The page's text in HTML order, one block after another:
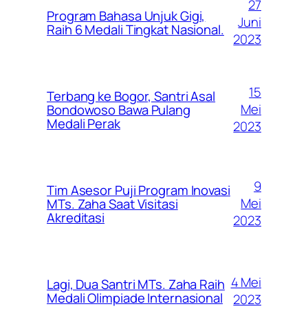
Program Bahasa Unjuk Gigi,
Raih 6 Medali Tingkat Nasional.
27
Juni
2023
Terbang ke Bogor, Santri Asal
Bondowoso Bawa Pulang
Medali Perak
15
Mei
2023
Tim Asesor Puji Program Inovasi
MTs. Zaha Saat Visitasi
Akreditasi
9
Mei
2023
Lagi, Dua Santri MTs. Zaha Raih
Medali Olimpiade Internasional
4 Mei
2023